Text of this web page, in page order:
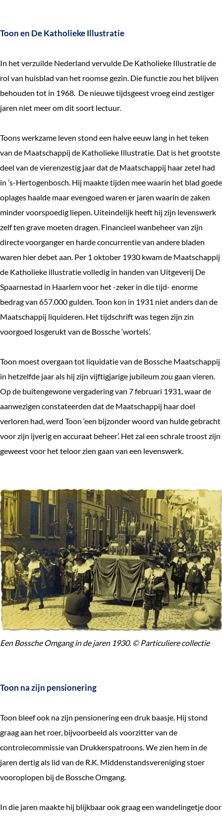
Toon en De Katholieke Illustratie
In het verzuilde Nederland vervulde De Katholieke Illustratie de
rol van huisblad van het roomse gezin. Die functie zou het blijven
behouden tot in 1968. De nieuwe tijdsgeest vroeg eind zestiger
jaren niet meer om dit soort lectuur.
Toons werkzame leven stond een halve eeuw lang in het teken
van de Maatschappij de Katholieke Illustratie. Dat is het grootste
deel van de vierenzestig jaar dat de Maatschappij haar zetel had
in ’s-Hertogenbosch. Hij maakte tijden mee waarin het blad goede
oplages haalde maar evengoed waren er jaren waarin de zaken
minder voorspoedig liepen. Uiteindelijk heeft hij zijn levenswerk
zelf ten grave moeten dragen. Financieel wanbeheer van zijn
directe voorganger en harde concurrentie van andere bladen
waren hier debet aan. Per 1 oktober 1930 kwam de Maatschappij
de Katholieke illustratie volledig in handen van Uitgeverij De
Spaarnestad in Haarlem voor het -zeker in die tijd- enorme
bedrag van 657.000 gulden. Toon kon in 1931 niet anders dan de
Maatschappij liquideren. Het tijdschrift was tegen zijn zin
voorgoed losgerukt van de Bossche ‘wortels’.
Toon moest overgaan tot liquidatie van de Bossche Maatschappij
in hetzelfde jaar als hij zijn vijftigjarige jubileum zou gaan vieren.
Op de buitengewone vergadering van 7 februari 1931, waar de
aanwezigen constateerden dat de Maatschappij haar doel
verloren had, werd Toon ‘een bijzonder woord van hulde gebracht
voor zijn ijverig en accuraat beheer’. Het zal een schrale troost zijn
geweest voor het teloor zien gaan van een levenswerk.
Een Bossche Omgang in de jaren 1930. © Particuliere collectie
Toon na zijn pensionering
Toon bleef ook na zijn pensionering een druk baasje. Hij stond
graag aan het roer, bijvoorbeeld als voorzitter van de
controlecommissie van Drukkerspatroons. We zien hem in de
jaren dertig als lid van de R.K. Middenstandsvereniging stoer
vooroplopen bij de Bossche Omgang.
In die jaren maakte hij blijkbaar ook graag een wandelingetje door